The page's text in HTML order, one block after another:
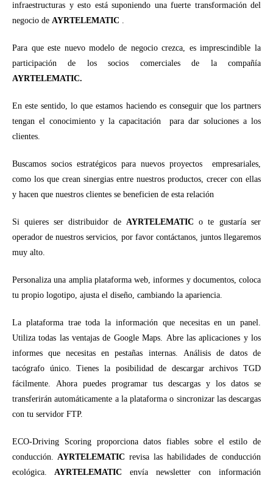
infraestructuras y esto está suponiendo una fuerte transformación del
negocio de AYRTELEMATIC .
Para que este nuevo modelo de negocio crezca, es imprescindible la
participación de los socios comerciales de la compañía
AYRTELEMATIC.
En este sentido, lo que estamos haciendo es conseguir que los partners
tengan el conocimiento y la capacitación para dar soluciones a los
clientes.
Buscamos socios estratégicos para nuevos proyectos empresariales,
como los que crean sinergias entre nuestros productos, crecer con ellas
y hacen que nuestros clientes se beneficien de esta relación
Si quieres ser distribuidor de AYRTELEMATIC o te gustaría ser
operador de nuestros servicios, por favor contáctanos, juntos llegaremos
muy alto.
Personaliza una amplia plataforma web, informes y documentos, coloca
tu propio logotipo, ajusta el diseño, cambiando la apariencia.
La plataforma trae toda la información que necesitas en un panel.
Utiliza todas las ventajas de Google Maps. Abre las aplicaciones y los
informes que necesitas en pestañas internas. Análisis de datos de
tacógrafo único. Tienes la posibilidad de descargar archivos TGD
fácilmente. Ahora puedes programar tus descargas y los datos se
transferirán automáticamente a la plataforma o sincronizar las descargas
con tu servidor FTP.
ECO-Driving Scoring proporciona datos fiables sobre el estilo de
conducción. AYRTELEMATIC revisa las habilidades de conducción
ecológica. AYRTELEMATIC envía newsletter con información